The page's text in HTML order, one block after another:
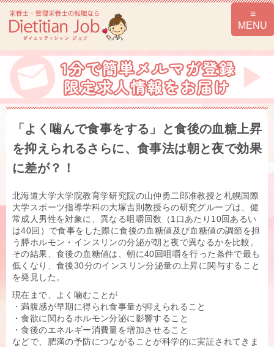
「よく噛んで食事をする」と食後の血糖上昇
を抑えられるさらに、食事法は朝と夜で効果
に差が？！
北海道大学大学院教育学研究院の山仲勇二郎准教授と札幌国際
大学スポーツ指導学科の大塚吉則教授らの研究グループは、健
常成人男性を対象に、異なる咀嚼回数（1口あたり10回あるい
は40回）で食事をした際に食後の血糖値及び血糖値の調節を担
う膵ホルモン・インスリンの分泌が朝と夜で異なるかを比較。
その結果、食後の血糖値は、朝に40回咀嚼を行った条件で最も
低くなり、食後30分のインスリン分泌量の上昇に関与すること
を発見した。
現在まで、よく噛むことが
・満腹感が早期に得られ食事量が抑えられること
・食欲に関わるホルモン分泌に影響すること
・食後のエネルギー消費量を増加させること
などで、肥満の予防につながることが科学的に実証されてきま